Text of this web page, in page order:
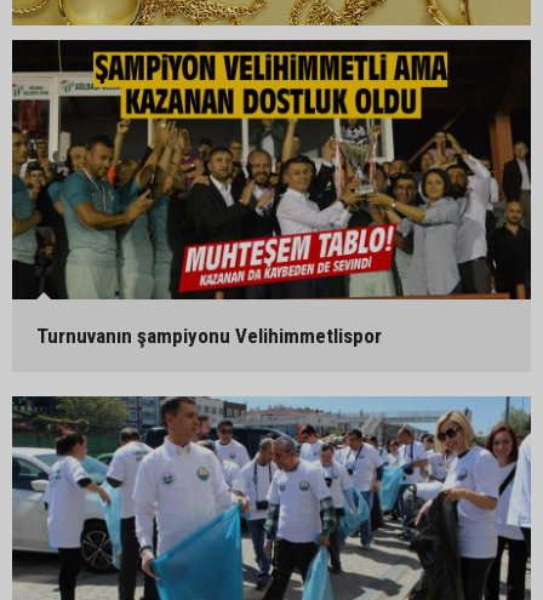
Turnuvanın şampiyonu Velihimmetlispor